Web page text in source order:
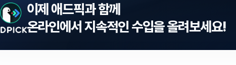
이제 애드픽과 함께
온라인에서 지속적인 수입을 올려보세요!